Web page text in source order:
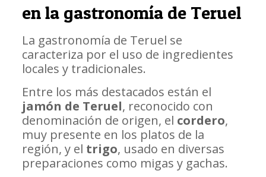
en la gastronomía de Teruel
La gastronomía de Teruel se
caracteriza por el uso de ingredientes
locales y tradicionales.
Entre los más destacados están el
jamón de Teruel, reconocido con
denominación de origen, el cordero,
muy presente en los platos de la
región, y el trigo, usado en diversas
preparaciones como migas y gachas.